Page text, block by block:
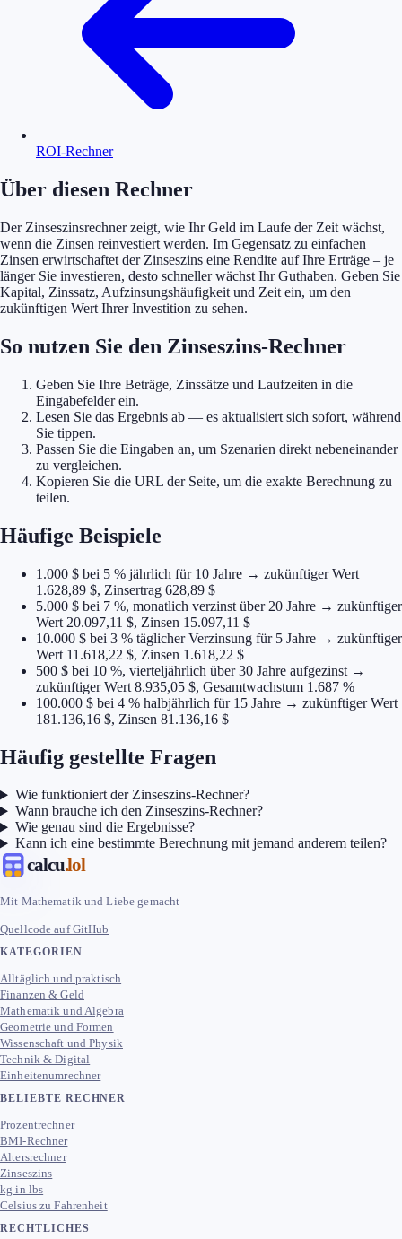
ROI-Rechner
Über diesen Rechner
Der Zinseszinsrechner zeigt, wie Ihr Geld im Laufe der Zeit wächst,
wenn die Zinsen reinvestiert werden. Im Gegensatz zu einfachen
Zinsen erwirtschaftet der Zinseszins eine Rendite auf Ihre Erträge – je
länger Sie investieren, desto schneller wächst Ihr Guthaben. Geben Sie
Kapital, Zinssatz, Aufzinsungshäufigkeit und Zeit ein, um den
zukünftigen Wert Ihrer Investition zu sehen.
So nutzen Sie den Zinseszins-Rechner
Geben Sie Ihre Beträge, Zinssätze und Laufzeiten in die
Eingabefelder ein.
Lesen Sie das Ergebnis ab — es aktualisiert sich sofort, während
Sie tippen.
Passen Sie die Eingaben an, um Szenarien direkt nebeneinander
zu vergleichen.
Kopieren Sie die URL der Seite, um die exakte Berechnung zu
teilen.
Häufige Beispiele
1.000 $ bei 5 % jährlich für 10 Jahre → zukünftiger Wert
1.628,89 $, Zinsertrag 628,89 $
5.000 $ bei 7 %, monatlich verzinst über 20 Jahre → zukünftiger
Wert 20.097,11 $, Zinsen 15.097,11 $
10.000 $ bei 3 % täglicher Verzinsung für 5 Jahre → zukünftiger
Wert 11.618,22 $, Zinsen 1.618,22 $
500 $ bei 10 %, vierteljährlich über 30 Jahre aufgezinst →
zukünftiger Wert 8.935,05 $, Gesamtwachstum 1.687 %
100.000 $ bei 4 % halbjährlich für 15 Jahre → zukünftiger Wert
181.136,16 $, Zinsen 81.136,16 $
Häufig gestellte Fragen
Wie funktioniert der Zinseszins-Rechner?
Wann brauche ich den Zinseszins-Rechner?
Wie genau sind die Ergebnisse?
Kann ich eine bestimmte Berechnung mit jemand anderem teilen?
calcu.lol
Mit Mathematik und Liebe gemacht
Quellcode auf GitHub
KATEGORIEN
Alltäglich und praktisch
Finanzen & Geld
Mathematik und Algebra
Geometrie und Formen
Wissenschaft und Physik
Technik & Digital
Einheitenumrechner
BELIEBTE RECHNER
Prozentrechner
BMI-Rechner
Altersrechner
Zinseszins
kg in lbs
Celsius zu Fahrenheit
RECHTLICHES